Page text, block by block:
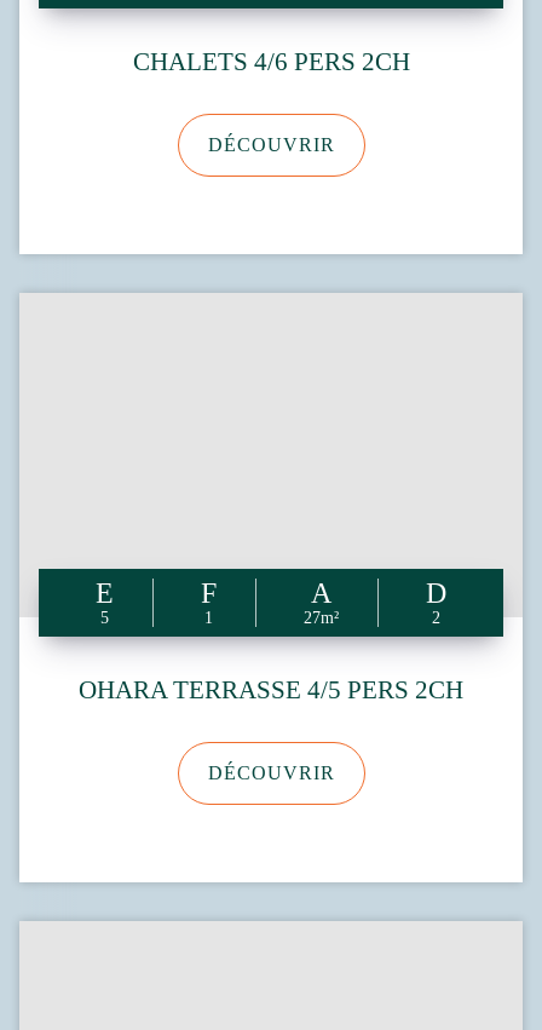
CHALETS 4/6 PERS 2CH
DÉCOUVRIR
5 1 27m² 2
OHARA TERRASSE 4/5 PERS 2CH
DÉCOUVRIR